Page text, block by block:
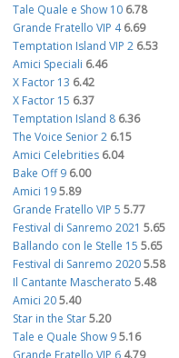
Tale Quale e Show 10 6.78
Grande Fratello VIP 4 6.69
Temptation Island VIP 2 6.53
Amici Speciali 6.46
X Factor 13 6.42
X Factor 15 6.37
Temptation Island 8 6.36
The Voice Senior 2 6.15
Amici Celebrities 6.04
Bake Off 9 6.00
Amici 195.89
Grande Fratello VIP 5 5.77
Festival di Sanremo 2021 5.65
Ballando con le Stelle 15 5.65
Festival di Sanremo 20205.58
Il Cantante Mascherato 5.48
Amici 205.40
Star in the Star5.20
Tale e Quale Show 95.16
Grande Fratello VIP 6 4.79